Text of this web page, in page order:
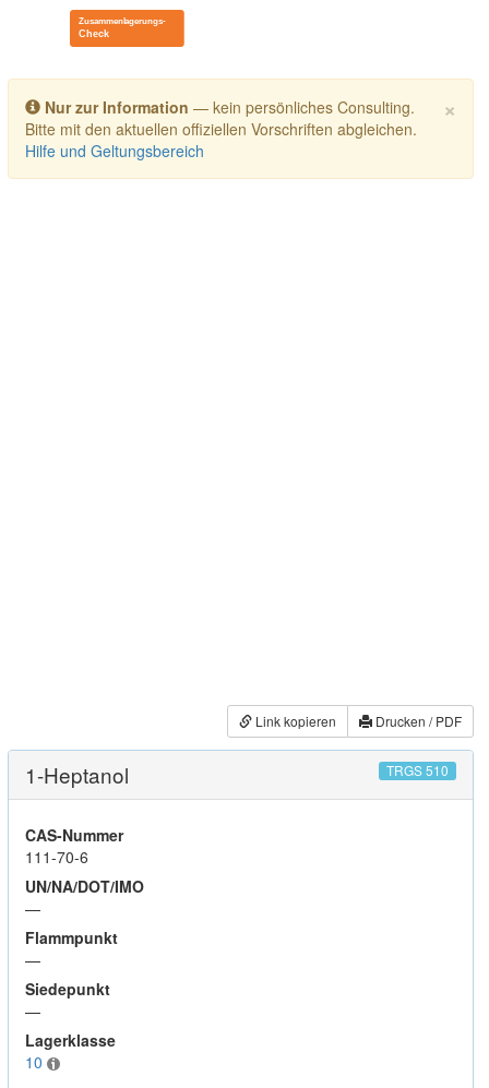
Toggle navigation
×
Nur zur Information — kein persönliches Consulting.
Bitte mit den aktuellen offiziellen Vorschriften abgleichen.
Hilfe und Geltungsbereich
Link kopieren Drucken / PDF
1-Heptanol TRGS 510
CAS-Nummer
111-70-6
UN/NA/DOT/IMO
—
Flammpunkt
—
Siedepunkt
—
Lagerklasse
10